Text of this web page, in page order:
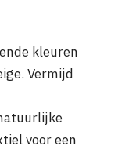
kleuren
Vermijd
voor een